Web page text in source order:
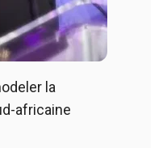
la
africaine